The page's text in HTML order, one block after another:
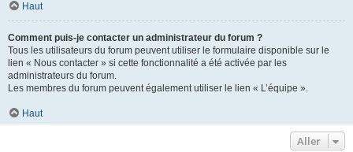
Haut
Comment puis-je contacter un administrateur du forum ?
Tous les utilisateurs du forum peuvent utiliser le formulaire disponible sur le
lien « Nous contacter » si cette fonctionnalité a été activée par les
administrateurs du forum.
Les membres du forum peuvent également utiliser le lien « L’équipe ».
Haut
Aller